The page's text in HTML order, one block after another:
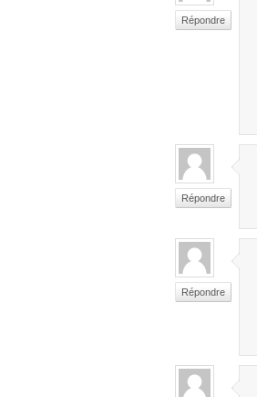
Répondre
Répondre
Répondre